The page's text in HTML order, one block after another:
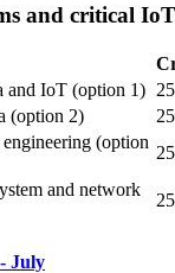
and critical IoT
and IoT (option 1)
(option 2)
(option
and network
July